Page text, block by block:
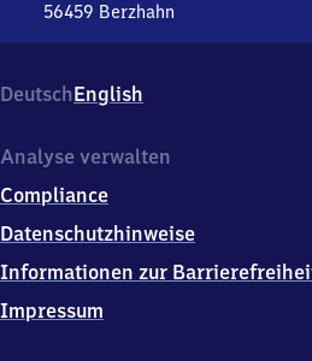
56459 Berzhahn
11,
5
4
9
Berzhahn
DeutschEnglish
Analyse verwalten
Compliance
Datenschutzhinweise
Informationen zur
Impressum